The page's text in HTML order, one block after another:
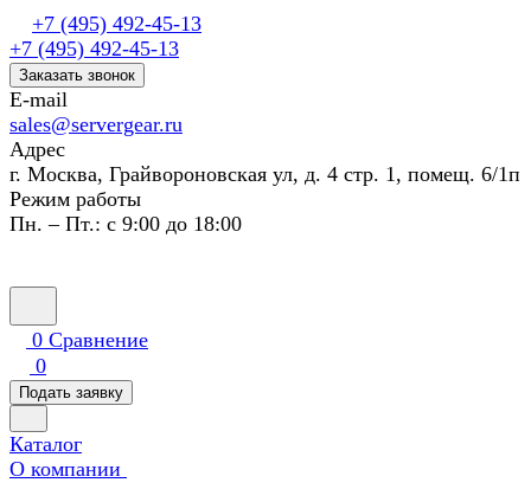
+7 (495) 492-45-13
+7 (495) 492-45-13
Заказать звонок
E-mail
sales@servergear.ru
Адрес
г. Москва, Грайвороновская ул, д. 4 стр. 1, помещ. 6/1п
Режим работы
Пн. – Пт.: с 9:00 до 18:00
0 Сравнение
0
Подать заявку
Каталог
О компании